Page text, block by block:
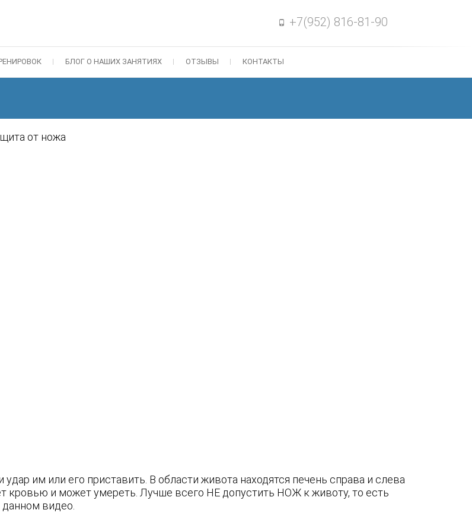
+7(952) 816-81-90
БЛОГ О НАШИХ ЗАНЯТИЯХ ОТЗЫВЫ КОНТАКТЫ
от ножа
им или его приставить. В области живота находятся печень справа и слева
кровью и может умереть. Лучше всего НЕ допустить НОЖ к животу, то есть
видео.